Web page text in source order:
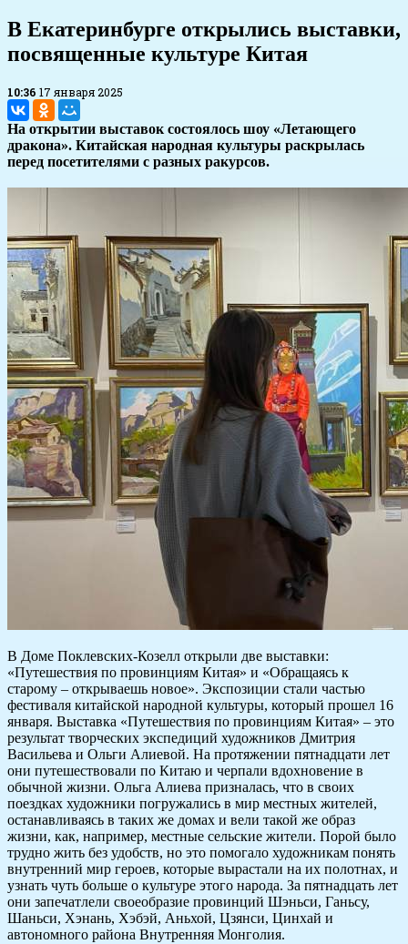
В Екатеринбурге открылись выставки,
посвященные культуре Китая
10:36 17 января 2025
На открытии выставок состоялось шоу «Летающего
дракона». Китайская народная культуры раскрылась
перед посетителями с разных ракурсов.
В Доме Поклевских-Козелл открыли две выставки:
«Путешествия по провинциям Китая» и «Обращаясь к
старому – открываешь новое». Экспозиции стали частью
фестиваля китайской народной культуры, который прошел 16
января. Выставка «Путешествия по провинциям Китая» – это
результат творческих экспедиций художников Дмитрия
Васильева и Ольги Алиевой. На протяжении пятнадцати лет
они путешествовали по Китаю и черпали вдохновение в
обычной жизни. Ольга Алиева призналась, что в своих
поездках художники погружались в мир местных жителей,
останавливаясь в таких же домах и вели такой же образ
жизни, как, например, местные сельские жители. Порой было
трудно жить без удобств, но это помогало художникам понять
внутренний мир героев, которые вырастали на их полотнах, и
узнать чуть больше о культуре этого народа. За пятнадцать лет
они запечатлели своеобразие провинций Шэньси, Ганьсу,
Шаньси, Хэнань, Хэбэй, Аньхой, Цзянси, Цинхай и
автономного района Внутренняя Монголия.